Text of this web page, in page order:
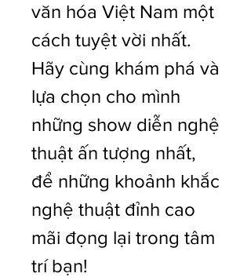
văn hóa Việt Nam một
cách tuyệt vời nhất.
Hãy cùng khám phá và
lựa chọn cho mình
những show diễn nghệ
thuật ấn tượng nhất,
để những khoảnh khắc
nghệ thuật đỉnh cao
mãi đọng lại trong tâm
trí bạn!